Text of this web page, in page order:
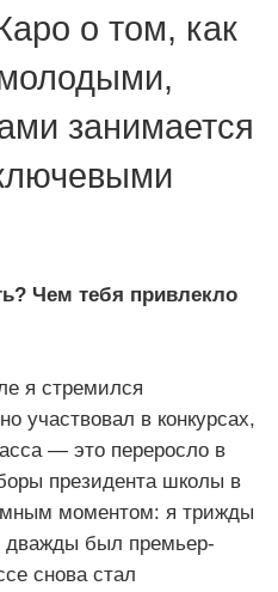
о том, как
занимается
Чем тебя привлекло
я стремился
участвовал в конкурсах,
— это переросло в
президента школы в
моментом: я трижды
дважды был премьер-
снова стал